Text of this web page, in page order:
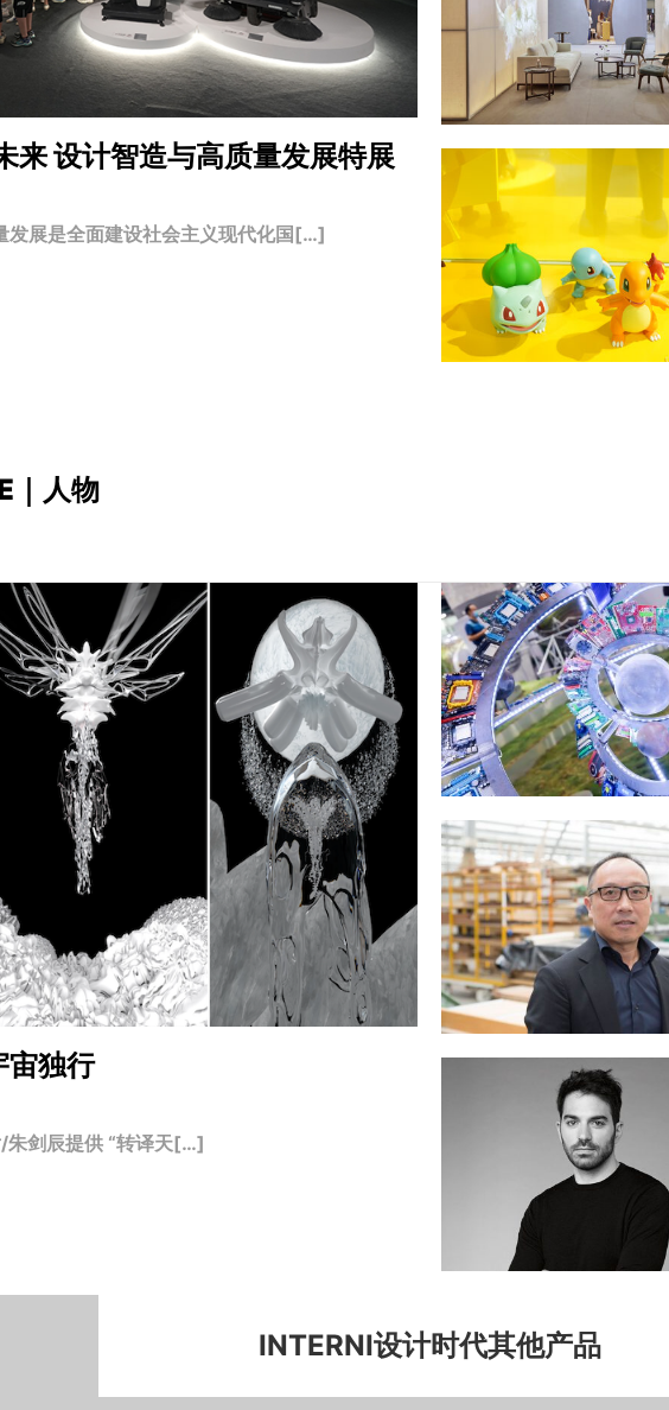
来设计智造与高质量发展特展
发展是全面建设社会主义现代化国[…]
｜人物
宙独行
剑辰提供 “转译天[…]
INTERNI设计时代其他产品